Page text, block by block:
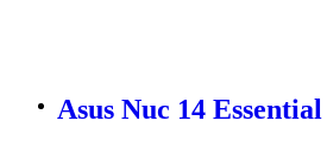
Asus Nuc 14 Essential